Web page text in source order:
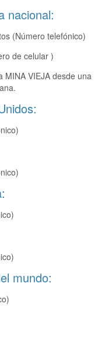
nacional:
(Número telefónico)
de celular )
MINA VIEJA desde una
mundo: